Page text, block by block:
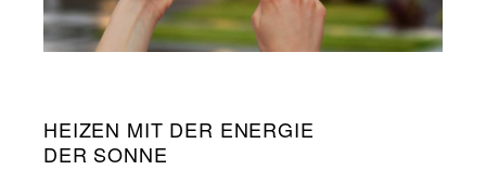
HEIZEN MIT DER ENERGIE
DER SONNE